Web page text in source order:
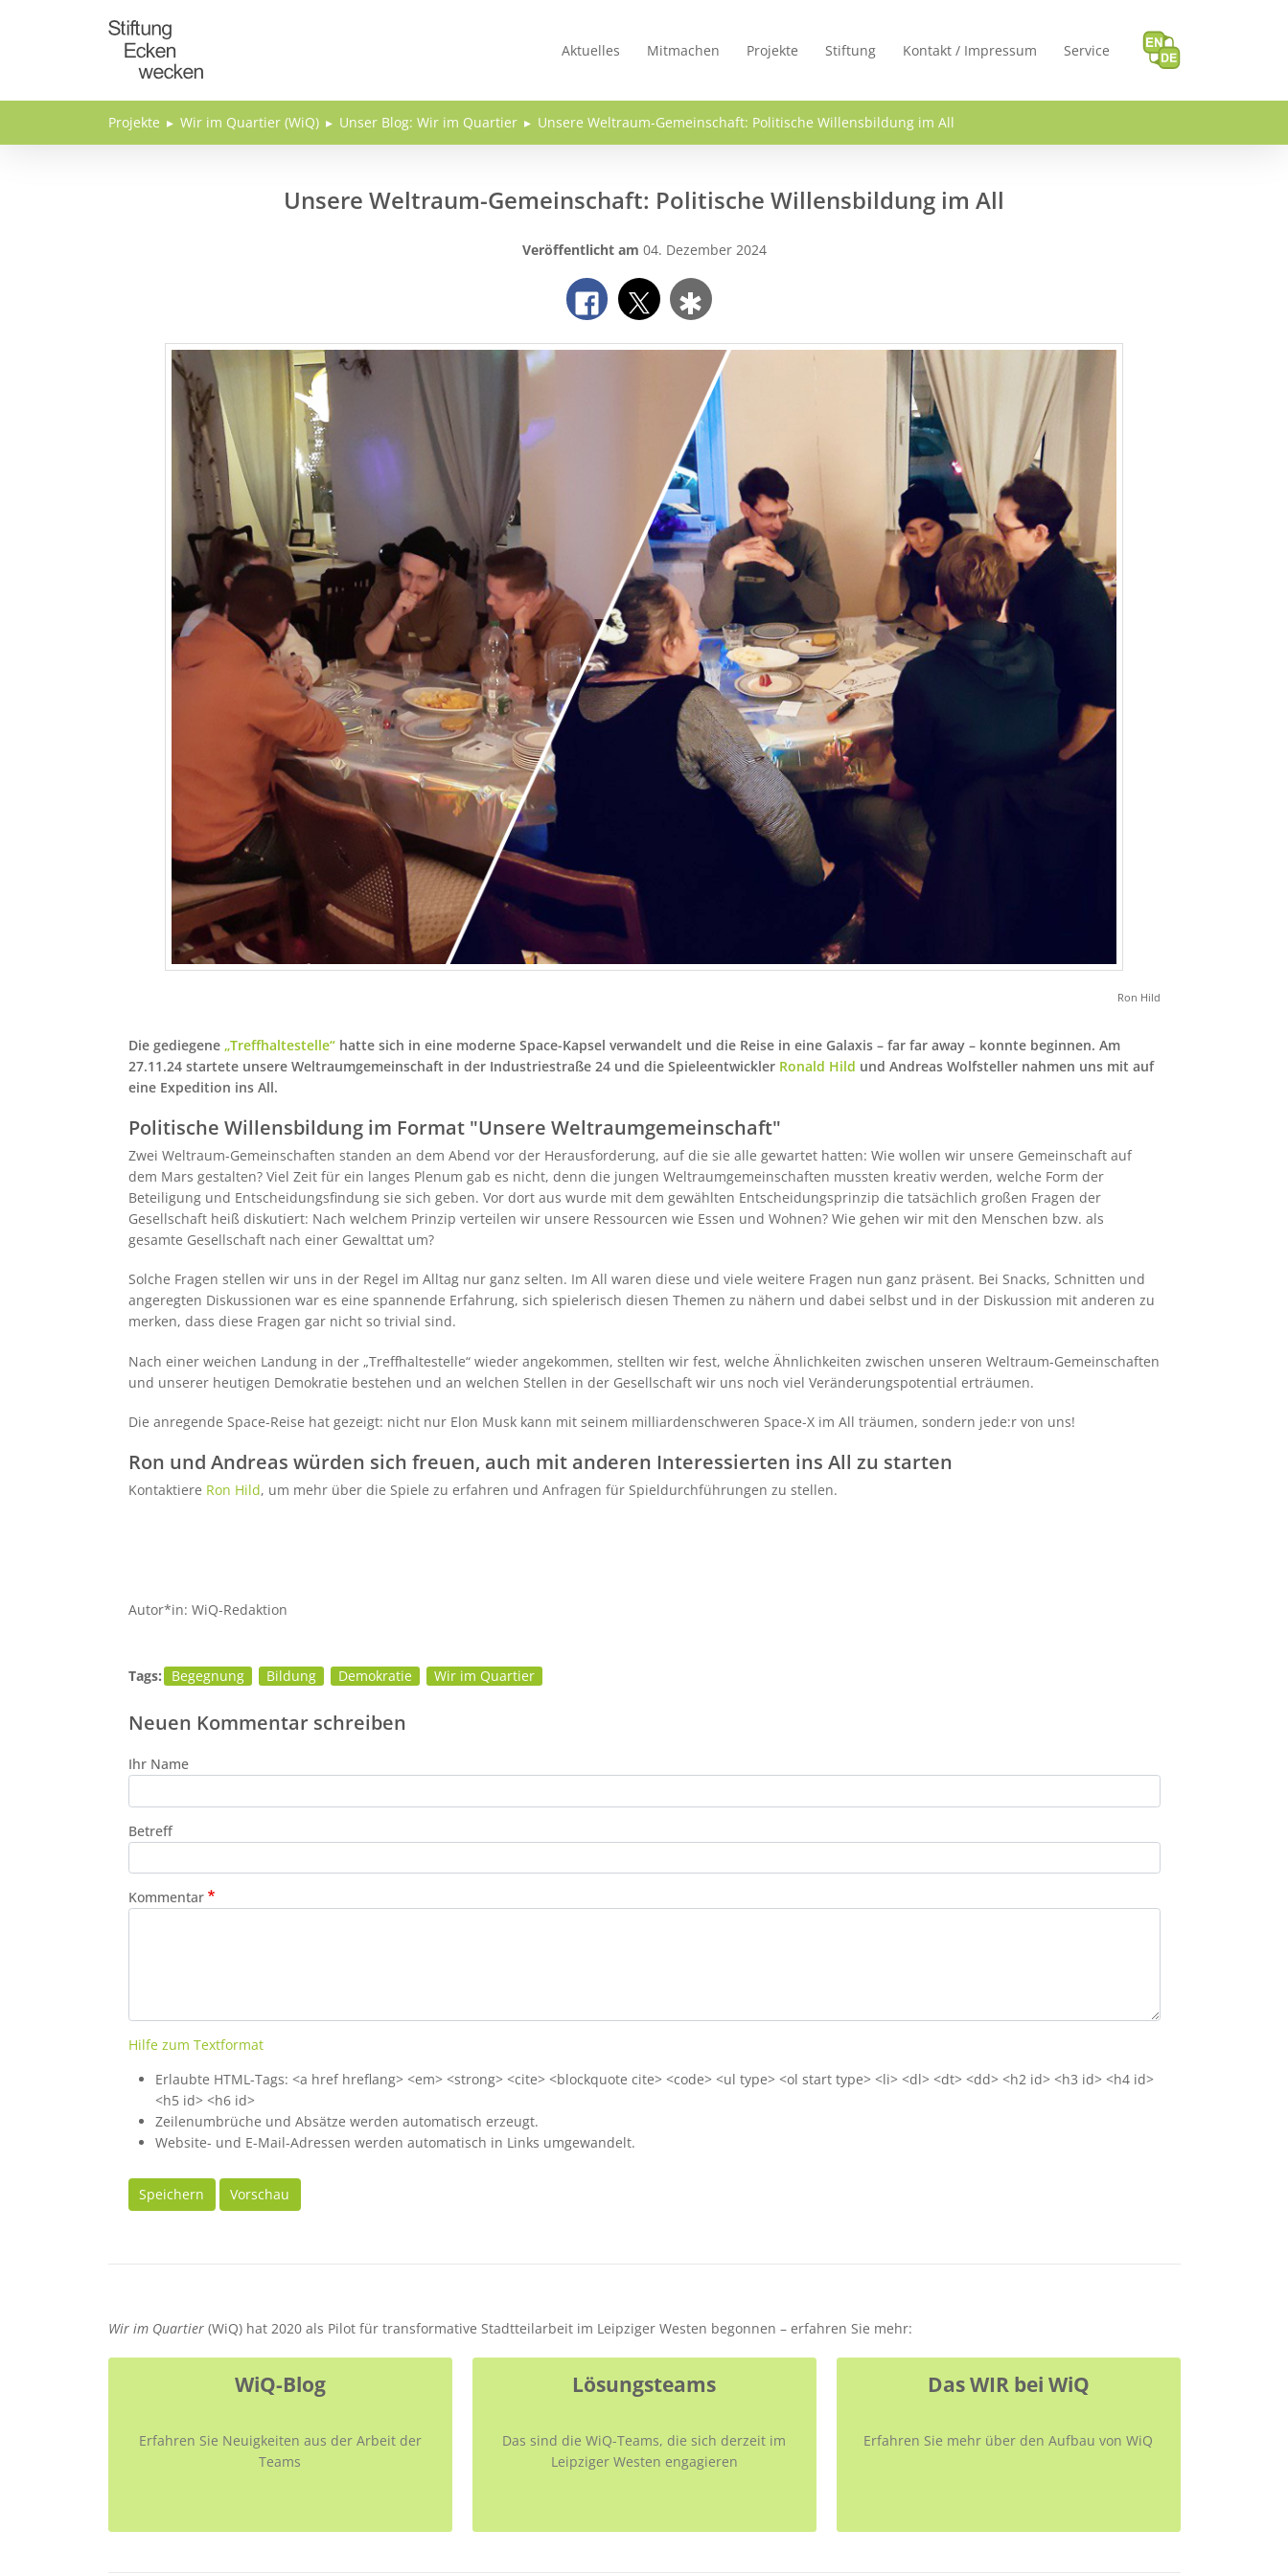
Aktuelles Mitmachen Projekte Stiftung Kontakt / Impressum Service
Projekte Wir im Quartier (WiQ) Unser Blog: Wir im Quartier Unsere Weltraum-Gemeinschaft: Politische Willensbildung im All
Unsere Weltraum-Gemeinschaft: Politische Willensbildung im All
Veröffentlicht am 04. Dezember 2024
Ron Hild
Die gediegene „Treffhaltestelle“ hatte sich in eine moderne Space-Kapsel verwandelt und die Reise in eine Galaxis – far far away – konnte beginnen. Am
27.11.24 startete unsere Weltraumgemeinschaft in der Industriestraße 24 und die Spieleentwickler Ronald Hild und Andreas Wolfsteller nahmen uns mit auf
eine Expedition ins All.
Politische Willensbildung im Format "Unsere Weltraumgemeinschaft"
Zwei Weltraum-Gemeinschaften standen an dem Abend vor der Herausforderung, auf die sie alle gewartet hatten: Wie wollen wir unsere Gemeinschaft auf
dem Mars gestalten? Viel Zeit für ein langes Plenum gab es nicht, denn die jungen Weltraumgemeinschaften mussten kreativ werden, welche Form der
Beteiligung und Entscheidungsfindung sie sich geben. Vor dort aus wurde mit dem gewählten Entscheidungsprinzip die tatsächlich großen Fragen der
Gesellschaft heiß diskutiert: Nach welchem Prinzip verteilen wir unsere Ressourcen wie Essen und Wohnen? Wie gehen wir mit den Menschen bzw. als
gesamte Gesellschaft nach einer Gewalttat um?
Solche Fragen stellen wir uns in der Regel im Alltag nur ganz selten. Im All waren diese und viele weitere Fragen nun ganz präsent. Bei Snacks, Schnitten und
angeregten Diskussionen war es eine spannende Erfahrung, sich spielerisch diesen Themen zu nähern und dabei selbst und in der Diskussion mit anderen zu
merken, dass diese Fragen gar nicht so trivial sind.
Nach einer weichen Landung in der „Treffhaltestelle“ wieder angekommen, stellten wir fest, welche Ähnlichkeiten zwischen unseren Weltraum-Gemeinschaften
und unserer heutigen Demokratie bestehen und an welchen Stellen in der Gesellschaft wir uns noch viel Veränderungspotential erträumen.
Die anregende Space-Reise hat gezeigt: nicht nur Elon Musk kann mit seinem milliardenschweren Space-X im All träumen, sondern jede:r von uns!
Ron und Andreas würden sich freuen, auch mit anderen Interessierten ins All zu starten
Kontaktiere Ron Hild, um mehr über die Spiele zu erfahren und Anfragen für Spieldurchführungen zu stellen.
Autor*in: WiQ-Redaktion
Tags: Begegnung Bildung Demokratie Wir im Quartier
Neuen Kommentar schreiben
Ihr Name
Betreff
Kommentar
Hilfe zum Textformat
Erlaubte HTML-Tags: <a href hreflang> <em> <strong> <cite> <blockquote cite> <code> <ul type> <ol start type> <li> <dl> <dt> <dd> <h2 id> <h3 id> <h4 id>
<h5 id> <h6 id>
Zeilenumbrüche und Absätze werden automatisch erzeugt.
Website- und E-Mail-Adressen werden automatisch in Links umgewandelt.
Speichern Vorschau
Wir im Quartier(WiQ) hat 2020 als Pilot für transformative Stadtteilarbeit im Leipziger Westen begonnen – erfahren Sie mehr:
WiQ-Blog
Erfahren Sie Neuigkeiten aus der Arbeit der
Teams
Lösungsteams
Das sind die WiQ-Teams, die sich derzeit im
Leipziger Westen engagieren
Das WIR bei WiQ
Erfahren Sie mehr über den Aufbau von WiQ